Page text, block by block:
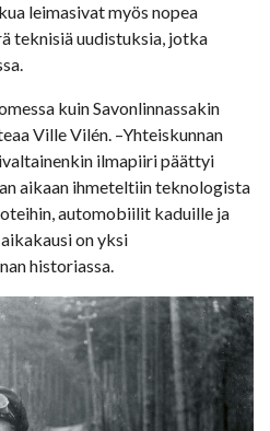
leimasivat myös nopea
teknisiä uudistuksia, jotka
kuin Savonlinnassakin
Ville Vilén. –Yhteiskunnan
ilmapiiri päättyi
aikaan ihmeteltiin teknologista
automobiilit kaduille ja
on yksi
historiassa.